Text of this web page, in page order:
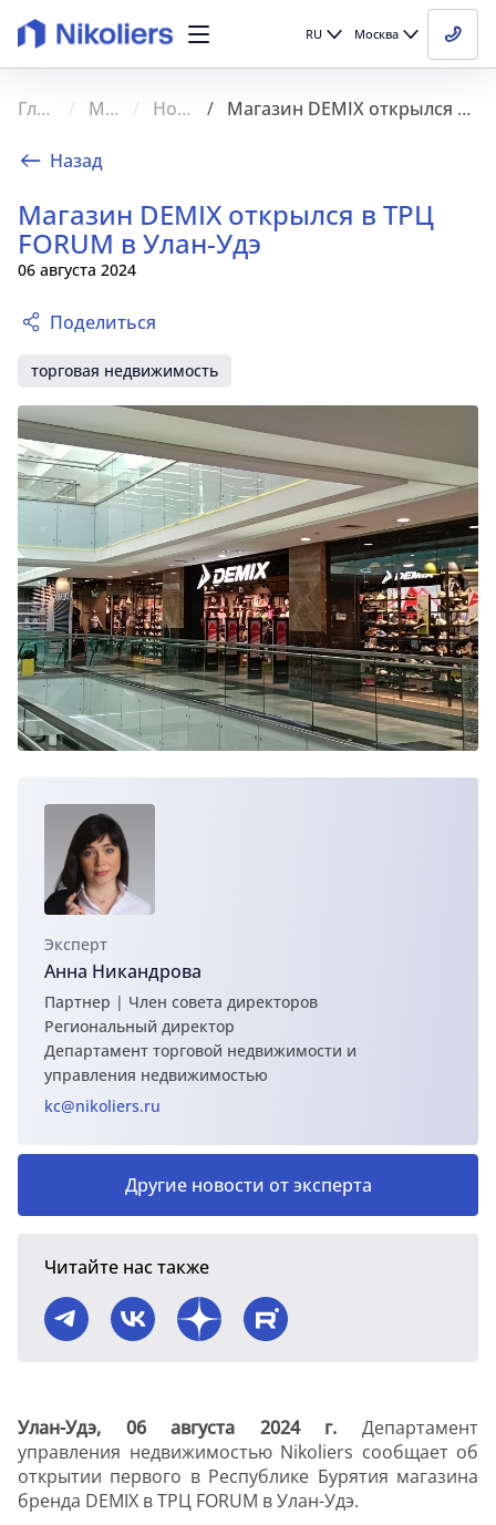
RU Москва
Главная Медиа Новости Магазин DEMIX открылся в ТРЦ FORUM в Улан-Удэ
Назад
Магазин DEMIX открылся в ТРЦ
FORUM в Улан-Удэ
06 августа 2024
Поделиться
торговая недвижимость
Эксперт
Анна Никандрова
Партнер | Член совета директоров
Региональный директор
Департамент торговой недвижимости и
управления недвижимостью
kc@nikoliers.ru
Другие новости от эксперта
Читайте нас также
Улан-Удэ, 06 августа 2024 г. Департамент
управления недвижимостью Nikoliers сообщает об
открытии первого в Республике Бурятия магазина
бренда DEMIX в ТРЦ FORUM в Улан-Удэ.